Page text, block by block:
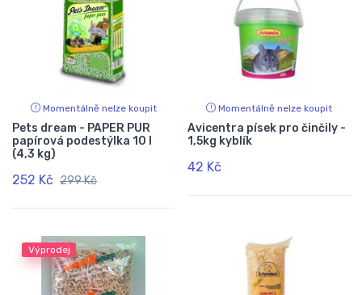
Momentálně nelze koupit
Pets dream - PAPER PUR
papírová podestýlka 10 l
(4,3 kg)
252 Kč 299 Kč
Momentálně nelze koupit
Avicentra písek pro činčily -
1,5kg kyblík
42 Kč
Výprodej